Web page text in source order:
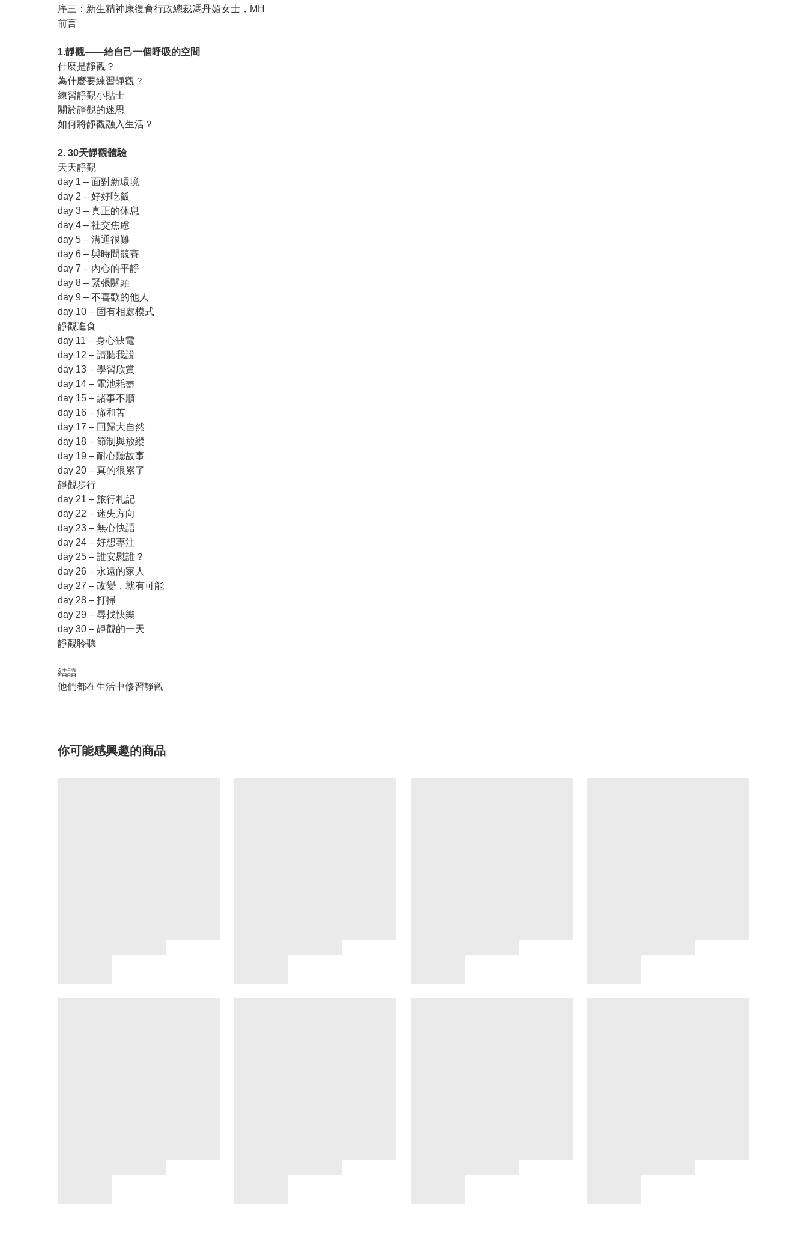
序三：新生精神康復會行政總裁馮丹媚女士，MH
前言
1.靜觀——給自己一個呼吸的空間
什麼是靜觀？
為什麼要練習靜觀？
練習靜觀小貼士
關於靜觀的迷思
如何將靜觀融入生活？
2. 30天靜觀體驗
天天靜觀
day 1 – 面對新環境
day 2 – 好好吃飯
day 3 – 真正的休息
day 4 – 社交焦慮
day 5 – 溝通很難
day 6 – 與時間競賽
day 7 – 內心的平靜
day 8 – 緊張關頭
day 9 – 不喜歡的他人
day 10 – 固有相處模式
靜觀進食
day 11 – 身心缺電
day 12 – 請聽我說
day 13 – 學習欣賞
day 14 – 電池耗盡
day 15 – 諸事不順
day 16 – 痛和苦
day 17 – 回歸大自然
day 18 – 節制與放縱
day 19 – 耐心聽故事
day 20 – 真的很累了
靜觀步行
day 21 – 旅行札記
day 22 – 迷失方向
day 23 – 無心快語
day 24 – 好想專注
day 25 – 誰安慰誰？
day 26 – 永遠的家人
day 27 – 改變，就有可能
day 28 – 打掃
day 29 – 尋找快樂
day 30 – 靜觀的一天
靜觀聆聽
結語
他們都在生活中修習靜觀
你可能感興趣的商品